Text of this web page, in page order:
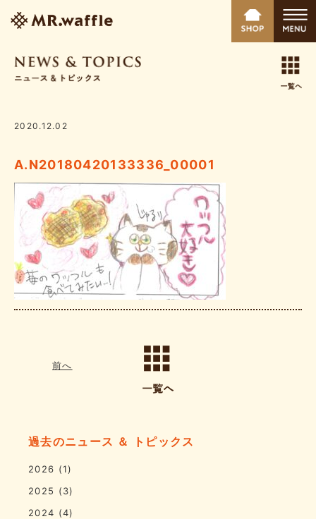
2020.12.02
A.N20180420133336_00001
前へ
過去のニュース ＆ トピックス
2026 (1)
2025 (3)
2024 (4)